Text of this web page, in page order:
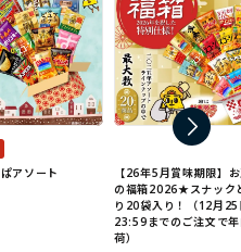
アソート
【26年5月賞味期限】
の福箱2026★スナック
り20袋入り！（12月25
23:59までのご注文で
荷）